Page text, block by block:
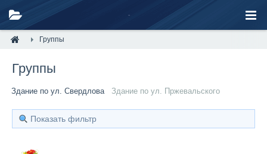
Группы
Группы
Здание по ул. Свердлова Здание по ул. Пржевальского
Показать фильтр